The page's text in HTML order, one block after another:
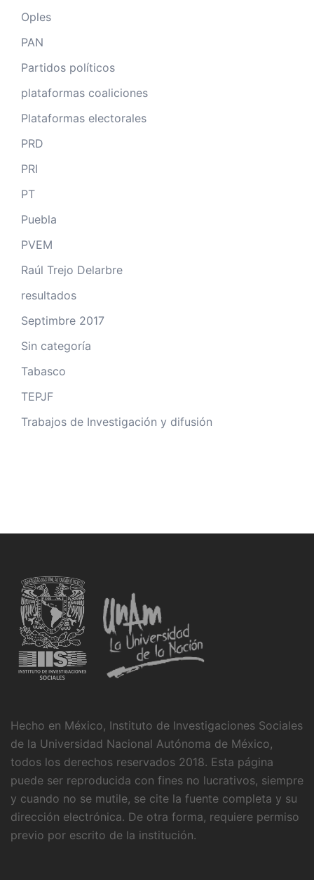
Oples
PAN
Partidos políticos
plataformas coaliciones
Plataformas electorales
PRD
PRI
PT
Puebla
PVEM
Raúl Trejo Delarbre
resultados
Septimbre 2017
Sin categoría
Tabasco
TEPJF
Trabajos de Investigación y difusión
Hecho en México, Instituto de Investigaciones Sociales
de la Universidad Nacional Autónoma de México,
todos los derechos reservados 2018. Esta página
puede ser reproducida con fines no lucrativos, siempre
y cuando no se mutile, se cite la fuente completa y su
dirección electrónica. De otra forma, requiere permiso
previo por escrito de la institución.